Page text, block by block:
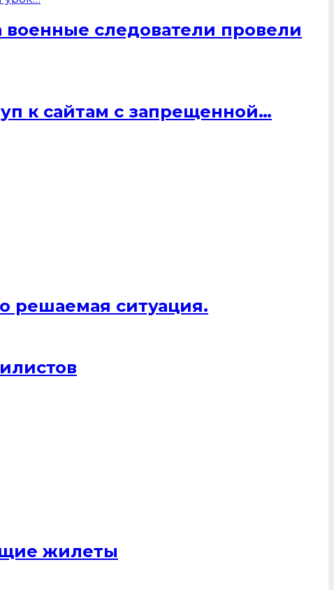
следователи провели
к сайтам с запрещенной…
решаемая ситуация.
жилеты